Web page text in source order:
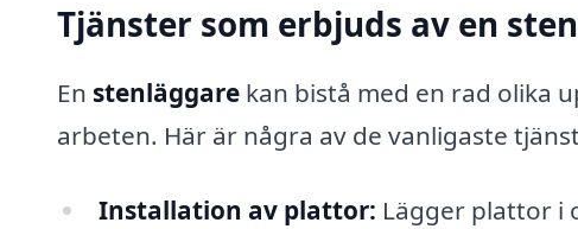
Tjänster som erbjuds av en
En stenläggare kan bistå med en rad olika
arbeten. Här är några av de vanligaste
Installation av plattor: Lägger plattor i